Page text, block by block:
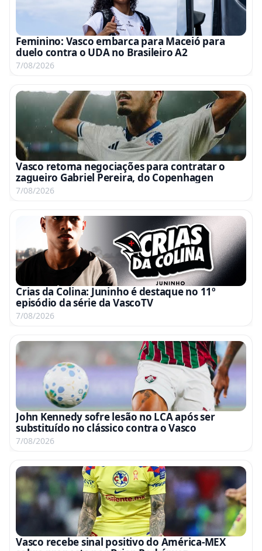
Feminino: Vasco embarca para Maceió para
duelo contra o UDA no Brasileiro A2
7/08/2026
Vasco retoma negociações para contratar o
zagueiro Gabriel Pereira, do Copenhagen
7/08/2026
Crias da Colina: Juninho é destaque no 11º
episódio da série da VascoTV
7/08/2026
John Kennedy sofre lesão no LCA após ser
substituído no clássico contra o Vasco
7/08/2026
Vasco recebe sinal positivo do América-MEX